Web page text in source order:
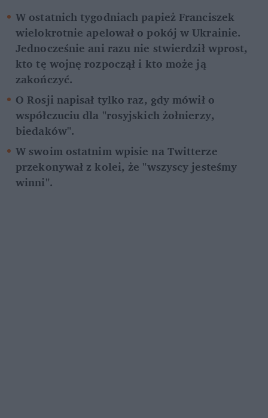
W ostatnich tygodniach papież Franciszek
wielokrotnie apelował o pokój w Ukrainie.
Jednocześnie ani razu nie stwierdził wprost,
kto tę wojnę rozpoczął i kto może ją
zakończyć.
O Rosji napisał tylko raz, gdy mówił o
współczuciu dla "rosyjskich żołnierzy,
biedaków".
W swoim ostatnim wpisie na Twitterze
przekonywał z kolei, że "wszyscy jesteśmy
winni".